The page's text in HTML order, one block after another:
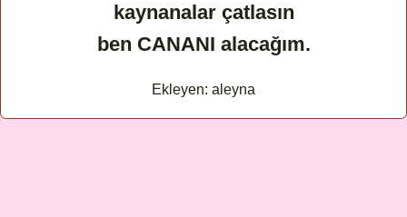
kaynanalar çatlasın
ben CANANI alacağım.
Ekleyen: aleyna